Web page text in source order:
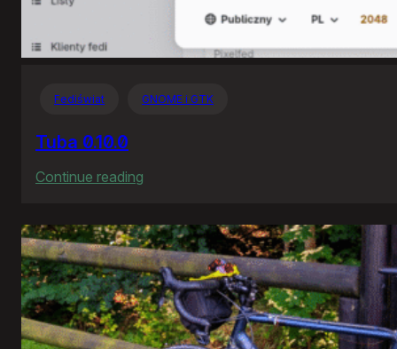
Fediświat GNOME i GTK
Tuba 0.10.0
Continue reading
0.10.0